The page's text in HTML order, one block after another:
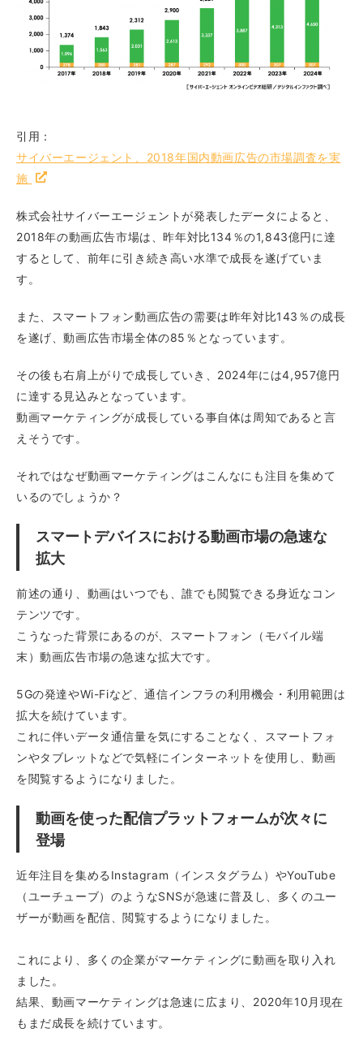
引用：
サイバーエージェント、2018年国内動画広告の市場調査を実
施
株式会社サイバーエージェントが発表したデータによると、
2018年の動画広告市場は、昨年対比134％の1,843億円に達
するとして、前年に引き続き高い水準で成長を遂げていま
す。
また、スマートフォン動画広告の需要は昨年対比143％の成長
を遂げ、動画広告市場全体の85％となっています。
その後も右肩上がりで成長していき、2024年には4,957億円
に達する見込みとなっています。
動画マーケティングが成長している事自体は周知であると言
えそうです。
それではなぜ動画マーケティングはこんなにも注目を集めて
いるのでしょうか？
スマートデバイスにおける動画市場の急速な
拡大
前述の通り、動画はいつでも、誰でも閲覧できる身近なコン
テンツです。
こうなった背景にあるのが、スマートフォン（モバイル端
末）動画広告市場の急速な拡大です。
5Gの発達やWi-Fiなど、通信インフラの利用機会・利用範囲は
拡大を続けています。
これに伴いデータ通信量を気にすることなく、スマートフォ
ンやタブレットなどで気軽にインターネットを使用し、動画
を閲覧するようになりました。
動画を使った配信プラットフォームが次々に
登場
近年注目を集めるInstagram（インスタグラム）やYouTube
（ユーチューブ）のようなSNSが急速に普及し、多くのユー
ザーが動画を配信、閲覧するようになりました。
これにより、多くの企業がマーケティングに動画を取り入れ
ました。
結果、動画マーケティングは急速に広まり、2020年10月現在
もまだ成長を続けています。